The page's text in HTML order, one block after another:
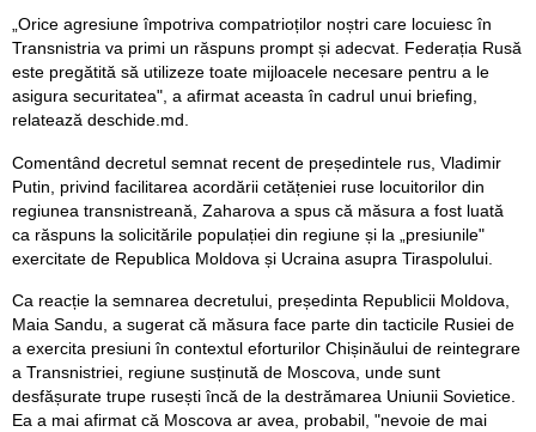
„Orice agresiune împotriva compatrioților noștri care locuiesc în
Transnistria va primi un răspuns prompt și adecvat. Federația Rusă
este pregătită să utilizeze toate mijloacele necesare pentru a le
asigura securitatea", a afirmat aceasta în cadrul unui briefing,
relatează deschide.md.
Comentând decretul semnat recent de președintele rus, Vladimir
Putin, privind facilitarea acordării cetățeniei ruse locuitorilor din
regiunea transnistreană, Zaharova a spus că măsura a fost luată
ca răspuns la solicitările populației din regiune și la „presiunile"
exercitate de Republica Moldova și Ucraina asupra Tiraspolului.
Ca reacție la semnarea decretului, președinta Republicii Moldova,
Maia Sandu, a sugerat că măsura face parte din tacticile Rusiei de
a exercita presiuni în contextul eforturilor Chișinăului de reintegrare
a Transnistriei, regiune susținută de Moscova, unde sunt
desfășurate trupe rusești încă de la destrămarea Uniunii Sovietice.
Ea a mai afirmat că Moscova ar avea, probabil, "nevoie de mai